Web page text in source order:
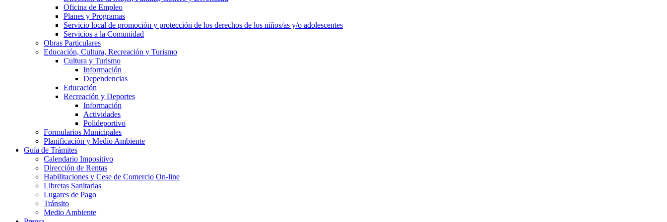
Oficina de Empleo
Planes y Programas
Servicio local de promoción y protección de los derechos de los niños/as y/o adolescentes
Servicios a la Comunidad
Obras Particulares
Educación, Cultura, Recreación y Turismo
Cultura y Turismo
Información
Dependencias
Educación
Recreación y Deportes
Información
Actividades
Polideportivo
Formularios Municipales
Planificación y Medio Ambiente
Guía de Trámites
Calendario Impositivo
Dirección de Rentas
Habilitaciones y Cese de Comercio On-line
Libretas Sanitarias
Lugares de Pago
Tránsito
Medio Ambiente